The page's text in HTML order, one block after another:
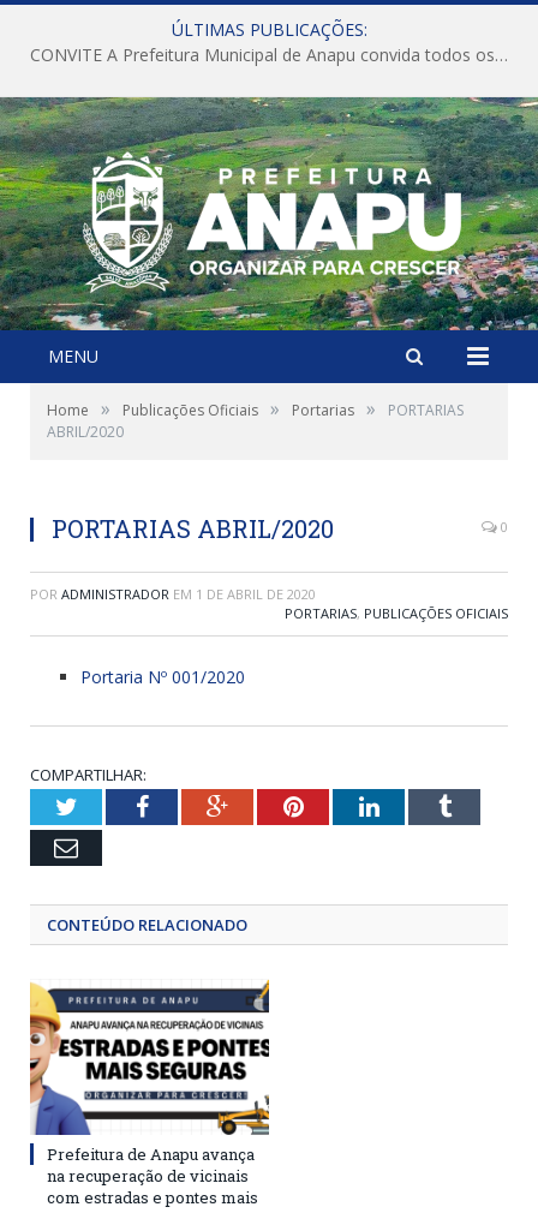
ÚLTIMAS PUBLICAÇÕES:
CONVITE A Prefeitura Municipal de Anapu convida todos os servidores públicos municipais para participarem da Audiência Pública de discussão da Lei de Diretrizes Orçamentárias (LDO), importante instrumento de planejamento das ações e investimentos da Administração Pública para o próximo exercício financeiro.
MENU
Home » Publicações Oficiais » Portarias »
PORTARIAS
ABRIL/2020
PORTARIAS ABRIL/2020 0
POR ADMINISTRADOR EM 1 DE ABRIL DE 2020
PORTARIAS, PUBLICAÇÕES OFICIAIS
Portaria Nº 001/2020
COMPARTILHAR:
TwitterFacebookGoogle+PinterestLinkedInTumblr
Email
CONTEÚDO RELACIONADO
Prefeitura de Anapu avança
na recuperação de vicinais
com estradas e pontes mais